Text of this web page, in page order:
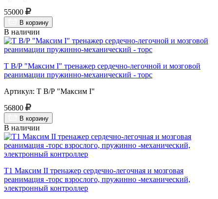
55000
В корзину
В наличии
Т В/Р "Максим I" тренажер сердечно-легочной и мозговой
реанимации пружинно-механический - торс
Артикул: Т В/Р "Максим I"
56800
В корзину
В наличии
Т1 Максим II тренажер сердечно-легочная и мозговая
реанимация -торс взрослого, пружинно -механический,
электронный контроллер